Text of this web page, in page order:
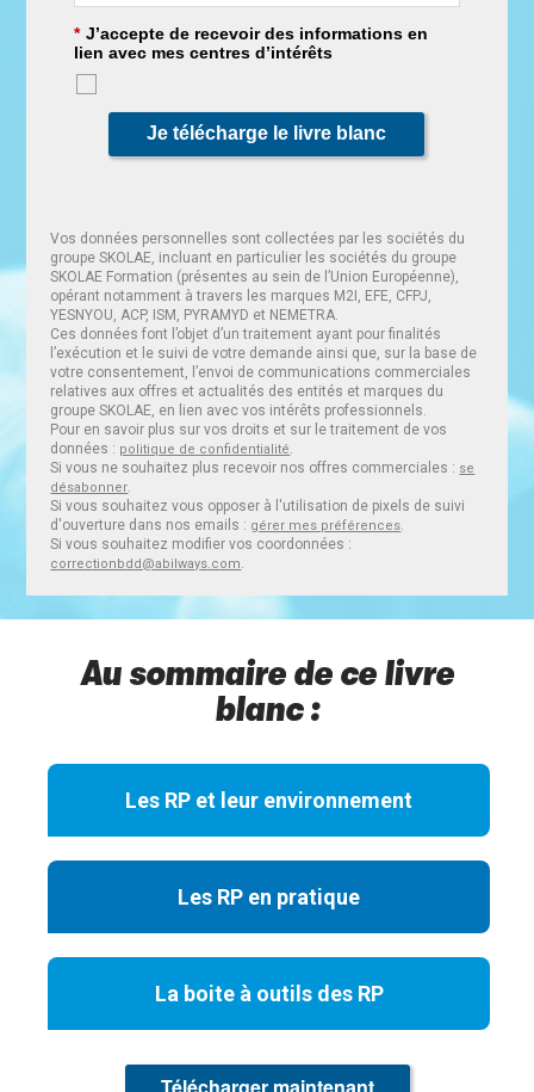
* J’accepte de recevoir des informations en
lien avec mes centres d’intérêts
Je télécharge le livre blanc
Vos données personnelles sont collectées par les sociétés du
groupe SKOLAE, incluant en particulier les sociétés du groupe
SKOLAE Formation (présentes au sein de l’Union Européenne),
opérant notamment à travers les marques M2I, EFE, CFPJ,
YESNYOU, ACP, ISM, PYRAMYD et NEMETRA.
Ces données font l’objet d’un traitement ayant pour finalités
l’exécution et le suivi de votre demande ainsi que, sur la base de
votre consentement, l’envoi de communications commerciales
relatives aux offres et actualités des entités et marques du
groupe SKOLAE, en lien avec vos intérêts professionnels.
Pour en savoir plus sur vos droits et sur le traitement de vos
données : politique de confidentialité
Si vous ne souhaitez plus recevoir nos offres commerciales : se
désabonner
Si vous souhaitez vous opposer à l'utilisation de pixels de suivi
d'ouverture dans nos emails : gérer mes préférences
Si vous souhaitez modifier vos coordonnées :
correctionbdd@abilways.com
Au sommaire de ce livre
blanc :
Les RP et leur environnement
Les RP en pratique
La boite à outils des RP
Télécharger maintenant